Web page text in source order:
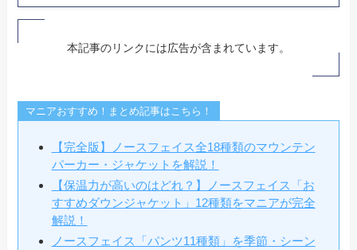
本記事のリンクには広告が含まれています。
マニアおすすめ！まとめ記事はこちら！
【完全版】ノースフェイス全18種類のマウンテン
パーカー・ジャケットを解説！
【保温力が高いのはどれ？】ノースフェイス「お
すすめダウンジャケット」12種類をマニアが完全
解説！
ノースフェイス「パンツ11種類」を季節・シーン